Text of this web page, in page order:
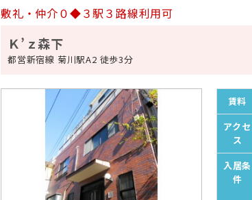
敷礼・仲介０◆３駅３路線利用可
Ｋ’ｚ森下
都営新宿線 菊川駅A2 徒歩3分
賃料
アクセ
ス
入居条
件